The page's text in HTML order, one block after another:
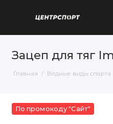
Зацеп для тяг
Главная Водные виды спорта
По промокоду "Сайт"